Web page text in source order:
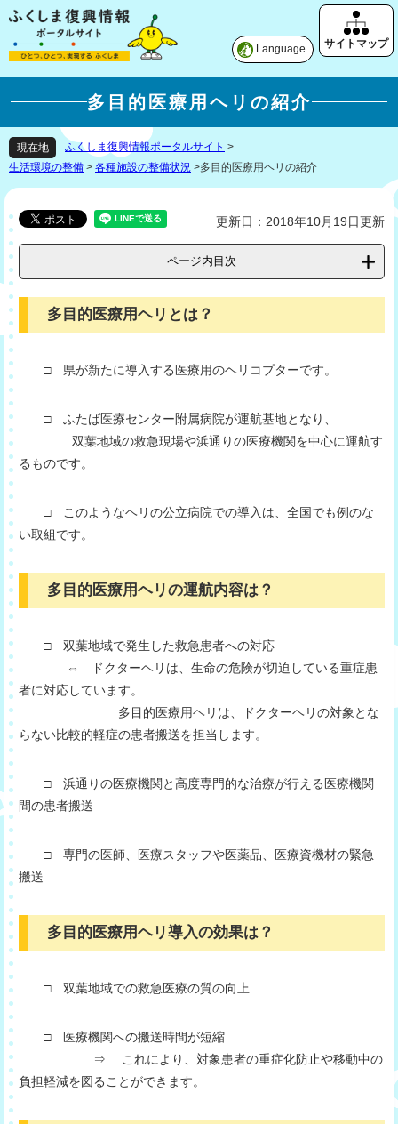
Language
多目的医療用ヘリの紹介
現在地 ふくしま復興情報ポータルサイト >
生活環境の整備 > 各種施設の整備状況 >多目的医療用ヘリの紹介
更新日：2018年10月19日更新
ページ内目次
多目的医療用ヘリとは？
□ 県が新たに導入する医療用のヘリコプターです。
□ ふたば医療センター附属病院が運航基地となり、
双葉地域の救急現場や浜通りの医療機関を中心に運航す
るものです。
□ このようなヘリの公立病院での導入は、全国でも例のな
い取組です。
多目的医療用ヘリの運航内容は？
□ 双葉地域で発生した救急患者への対応
⇔ ドクターヘリは、生命の危険が切迫している重症患
者に対応しています。
多目的医療用ヘリは、ドクターヘリの対象とな
らない比較的軽症の患者搬送を担当します。
□ 浜通りの医療機関と高度専門的な治療が行える医療機関
間の患者搬送
□ 専門の医師、医療スタッフや医薬品、医療資機材の緊急
搬送
多目的医療用ヘリ導入の効果は？
□ 双葉地域での救急医療の質の向上
□ 医療機関への搬送時間が短縮
⇒ これにより、対象患者の重症化防止や移動中の
負担軽減を図ることができます。